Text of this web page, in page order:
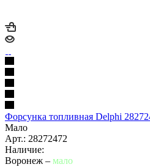
Форсунка топливная Delphi
Мало
Арт.: 28272472
Наличие:
Воронеж – мало